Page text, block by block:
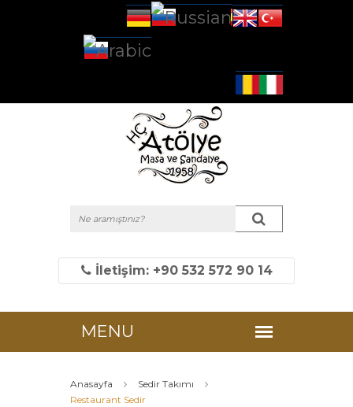
İletişim: +90 532 572 90 14
Anasayfa
Sedir Takımı
Restaurant Sedir